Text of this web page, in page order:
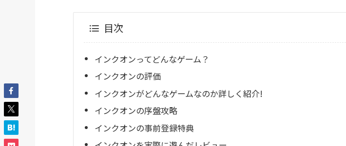
目次
インクオンってどんなゲーム？
インクオンの評価
インクオンがどんなゲームなのか詳しく紹介!
インクオンの序盤攻略
インクオンの事前登録特典